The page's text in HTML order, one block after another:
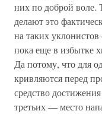
них по доброй воле.
делают это
на таких
пока еще в избытке
Да потому, что для
кривляются перед
средство
третьих — место